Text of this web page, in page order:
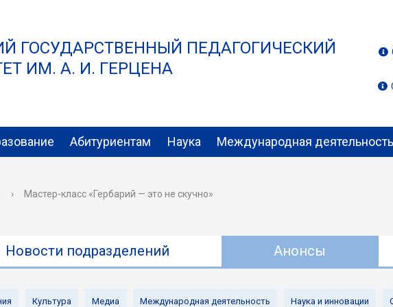
ГОСУДАРСТВЕННЫЙ ПЕДАГОГИЧЕСКИЙ
ИМ. А. И. ГЕРЦЕНА
Абитуриентам Наука Международная деятельность
› Мастер-класс «Гербарий — это не скучно»
Новости подразделений Анонсы
Культура Медиа Международная деятельность Наука и инновации